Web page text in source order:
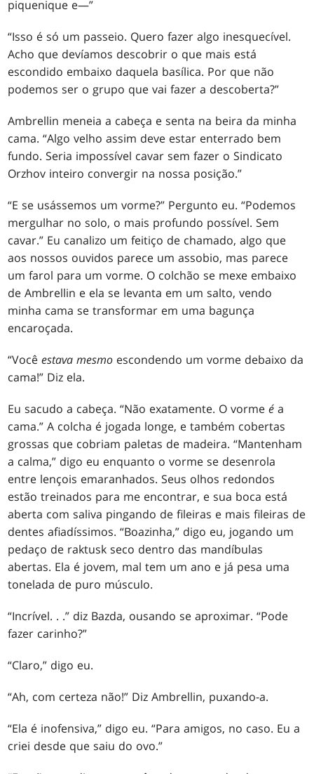
piquenique e—”
“Isso é só um passeio. Quero fazer algo inesquecível.
Acho que devíamos descobrir o que mais está
escondido embaixo daquela basílica. Por que não
podemos ser o grupo que vai fazer a descoberta?”
Ambrellin meneia a cabeça e senta na beira da minha
cama. “Algo velho assim deve estar enterrado bem
fundo. Seria impossível cavar sem fazer o Sindicato
Orzhov inteiro convergir na nossa posição.”
“E se usássemos um vorme?” Pergunto eu. “Podemos
mergulhar no solo, o mais profundo possível. Sem
cavar.” Eu canalizo um feitiço de chamado, algo que
aos nossos ouvidos parece um assobio, mas parece
um farol para um vorme. O colchão se mexe embaixo
de Ambrellin e ela se levanta em um salto, vendo
minha cama se transformar em uma bagunça
encaroçada.
“Vocêestava mesmo escondendo um vorme debaixo da
cama!” Diz ela.
Eu sacudo a cabeça. “Não exatamente. O vormeé a
cama.” A colcha é jogada longe, e também cobertas
grossas que cobriam paletas de madeira. “Mantenham
a calma,” digo eu enquanto o vorme se desenrola
entre lençois emaranhados. Seus olhos redondos
estão treinados para me encontrar, e sua boca está
aberta com saliva pingando de fileiras e mais fileiras de
dentes afiadíssimos. “Boazinha,” digo eu, jogando um
pedaço de raktusk seco dentro das mandíbulas
abertas. Ela é jovem, mal tem um ano e já pesa uma
tonelada de puro músculo.
“Incrível. . .” diz Bazda, ousando se aproximar. “Pode
fazer carinho?”
“Claro,” digo eu.
“Ah, com certeza não!” Diz Ambrellin, puxando-a.
“Ela é inofensiva,” digo eu. “Para amigos, no caso. Eu a
criei desde que saiu do ovo.”